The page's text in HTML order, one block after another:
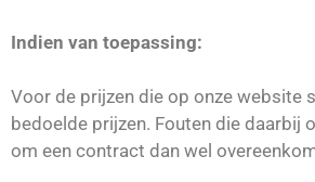
Indien van toepassing:
Voor de prijzen die op onze website
bedoelde prijzen. Fouten die daarbij
om een contract dan wel